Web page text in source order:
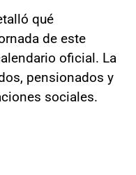
qué
de este
oficial. La
pensionados y
sociales.